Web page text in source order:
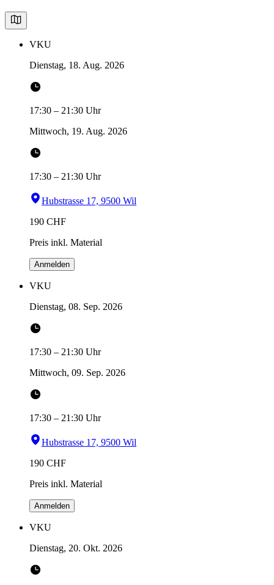
VKU
Dienstag, 18. Aug. 2026
17:30 – 21:30 Uhr
Mittwoch, 19. Aug. 2026
17:30 – 21:30 Uhr
Hubstrasse 17, 9500 Wil
190 CHF
Preis inkl. Material
Anmelden
VKU
Dienstag, 08. Sep. 2026
17:30 – 21:30 Uhr
Mittwoch, 09. Sep. 2026
17:30 – 21:30 Uhr
Hubstrasse 17, 9500 Wil
190 CHF
Preis inkl. Material
Anmelden
VKU
Dienstag, 20. Okt. 2026